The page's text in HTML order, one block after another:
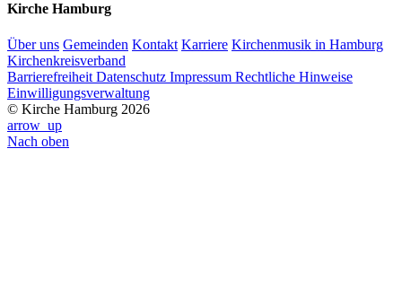
Kirche Hamburg
Über uns Gemeinden Kontakt Karriere Kirchenmusik in Hamburg
Kirchenkreisverband
Barrierefreiheit Datenschutz Impressum Rechtliche Hinweise
Einwilligungsverwaltung
© Kirche Hamburg 2026
arrow_up
Nach oben